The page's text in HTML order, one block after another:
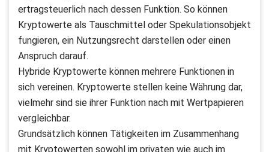
ertragsteuerlich nach dessen Funktion. So können
Kryptowerte als Tauschmittel oder Spekulationsobjekt
fungieren, ein Nutzungsrecht darstellen oder einen
Anspruch darauf.
Hybride Kryptowerte können mehrere Funktionen in
sich vereinen. Kryptowerte stellen keine Währung dar,
vielmehr sind sie ihrer Funktion nach mit Wertpapieren
vergleichbar.
Grundsätzlich können Tätigkeiten im Zusammenhang
mit Kryptowerten sowohl im privaten wie auch im